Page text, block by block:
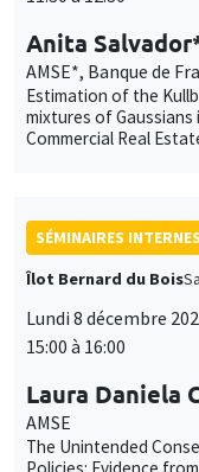
Anita
AMSE*, Banque de
Estimation of the
mixtures of
Commercial Real
SÉMINAIRES
Îlot Bernard du Bois
Lundi 8 décembre
15:00 à 16:00
Laura Daniela
AMSE
The Unintended
Policies: Evidence